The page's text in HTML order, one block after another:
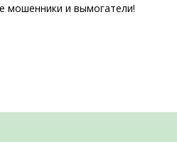
мошенники и вымогатели!